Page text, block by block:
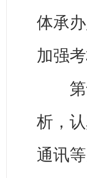
体承
加强
第十
析，
通讯